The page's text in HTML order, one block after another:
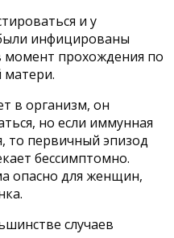
и у
инфицированы
момент прохождения по
в организм, он
но если иммунная
то первичный эпизод
бессимптомно.
опасно для женщин,
случаев